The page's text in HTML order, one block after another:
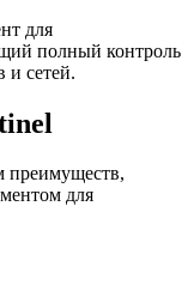
для
полный контроль
и сетей.
преимуществ,
для